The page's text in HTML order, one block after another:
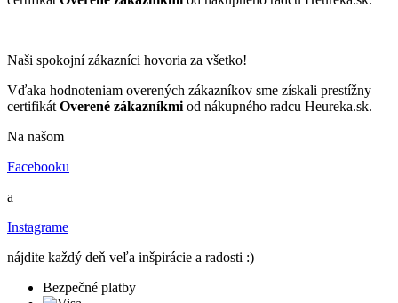
Naši spokojní zákazníci hovoria za všetko!
Vďaka hodnoteniam overených zákazníkov sme získali prestížny
certifikát Overené zákazníkmi od nákupného radcu Heureka.sk.
Na našom
Facebooku
a
Instagrame
nájdite každý deň veľa inšpirácie a radosti :)
Bezpečné platby